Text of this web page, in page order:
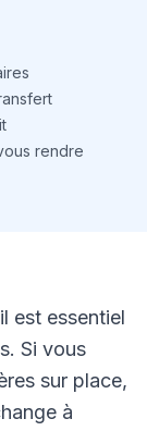
rendre
est essentiel
Si vous
sur place,
à